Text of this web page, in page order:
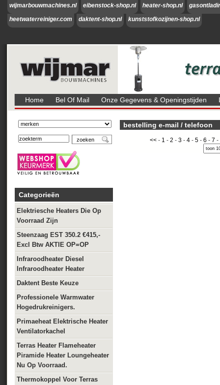
wijmarbouwmachines.nl eibenstock-shop.nl heater-shop.nl
heetwaterreiniger.com
daktent-shop.nl kunststofkozijnen-shop.nl
Home Bel Of Mail Onze Gegevens & Openingstijden
Categorieën
Elektriesche Heaters Die Op
Voorraad Zijn
Steenzaag EST 350.2 €415,-
Excl Btw AKTIE OP=OP
Infraroodheater Diesel
Infraroodheater Heater
Daktent Beste Keuze
Professionele Warmwater
Hogedrukreinigers.
Primaeheat Elektrische Heater
Ventilatorkachel
Terras Heater Flameheater
Piramide Heater Loungeheater
Nu Op Voorraad.
Thermokoppel Voor Terras
bestelling e-mail / telefoon
<<- 1 - 2 - 3- 4- 5- 6 - 7 -